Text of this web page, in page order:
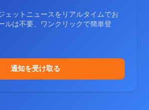
ェットニュースをリアルタイムでお
ルは不要、ワンクリックで簡単登
通知を受け取る